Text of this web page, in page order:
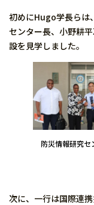
初めにHugo学長らは
センター長、小野耕
設を見学しました。
防災情報研究セ
次に、一行は国際連